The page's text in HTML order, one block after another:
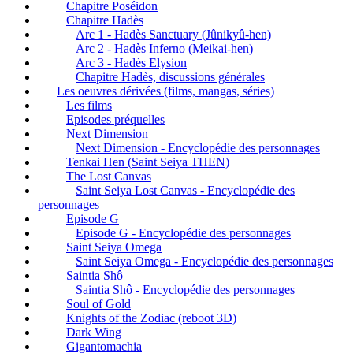
Chapitre Poséidon
Chapitre Hadès
Arc 1 - Hadès Sanctuary (Jûnikyû-hen)
Arc 2 - Hadès Inferno (Meikai-hen)
Arc 3 - Hadès Elysion
Chapitre Hadès, discussions générales
Les oeuvres dérivées (films, mangas, séries)
Les films
Episodes préquelles
Next Dimension
Next Dimension - Encyclopédie des personnages
Tenkai Hen (Saint Seiya THEN)
The Lost Canvas
Saint Seiya Lost Canvas - Encyclopédie des
personnages
Episode G
Episode G - Encyclopédie des personnages
Saint Seiya Omega
Saint Seiya Omega - Encyclopédie des personnages
Saintia Shô
Saintia Shô - Encyclopédie des personnages
Soul of Gold
Knights of the Zodiac (reboot 3D)
Dark Wing
Gigantomachia